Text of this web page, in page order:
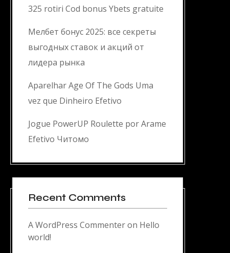
325 rotiri Cod bonus Ybets gratuite
Мелбет бонус 2025: все секреты
выгодных ставок и акций от
лидера рынка
Aparelhar Age Of The Gods Uma
vez que Dinheiro Efetivo
Jogue PowerUP Roulette por Arame
Efetivo Читомо
Recent Comments
A WordPress Commenteron Hello
world!